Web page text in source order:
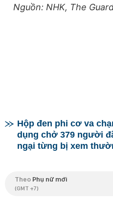
Nguồn: NHK, The
Hộp đen phi cơ va
dụng chở 379 người
ngại từng bị xem
Theo Phụ nữ mới
(GMT +7)